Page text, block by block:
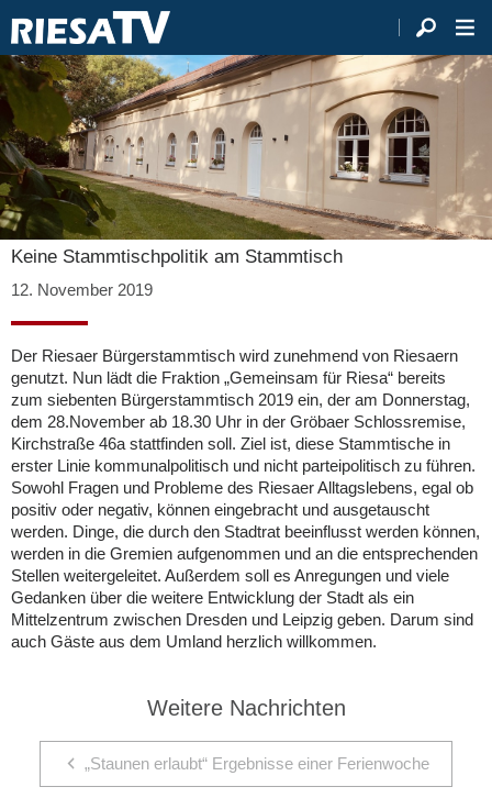
Keine Stammtischpolitik am Stammtisch
12. November 2019
Der Riesaer Bürgerstammtisch wird zunehmend von Riesaern
genutzt. Nun lädt die Fraktion „Gemeinsam für Riesa“ bereits
zum siebenten Bürgerstammtisch 2019 ein, der am Donnerstag,
dem 28.November ab 18.30 Uhr in der Gröbaer Schlossremise,
Kirchstraße 46a stattfinden soll. Ziel ist, diese Stammtische in
erster Linie kommunalpolitisch und nicht parteipolitisch zu führen.
Sowohl Fragen und Probleme des Riesaer Alltagslebens, egal ob
positiv oder negativ, können eingebracht und ausgetauscht
werden. Dinge, die durch den Stadtrat beeinflusst werden können,
werden in die Gremien aufgenommen und an die entsprechenden
Stellen weitergeleitet. Außerdem soll es Anregungen und viele
Gedanken über die weitere Entwicklung der Stadt als ein
Mittelzentrum zwischen Dresden und Leipzig geben. Darum sind
auch Gäste aus dem Umland herzlich willkommen.
Weitere Nachrichten
„Staunen erlaubt“ Ergebnisse einer Ferienwoche